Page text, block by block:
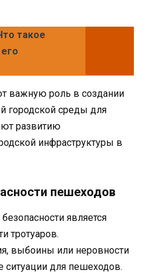
такое
важную роль в создании
городской среды для
развитию
инфраструктуры в
пешеходов
является
тротуаров.
выбоины или неровности
ситуации для пешеходов.